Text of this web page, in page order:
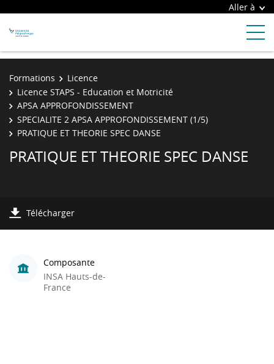
Aller à
Formations
Licence
Licence STAPS - Education et Motricité
APSA APPROFONDISSEMENT
SPECIALITE 2 APSA APPROFONDISSEMENT (1/5)
PRATIQUE ET THEORIE SPEC DANSE
PRATIQUE ET THEORIE SPEC DANSE
Télécharger
Composante
INSA Hauts-de-
France